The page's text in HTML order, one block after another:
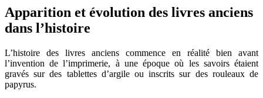
Apparition et évolution des livres anciens
dans l’histoire
L’histoire des livres anciens commence en réalité bien avant
l’invention de l’imprimerie, à une époque où les savoirs étaient
gravés sur des tablettes d’argile ou inscrits sur des rouleaux de
papyrus.